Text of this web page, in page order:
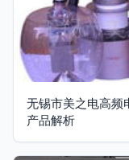
无锡市美之电高频
产品解析